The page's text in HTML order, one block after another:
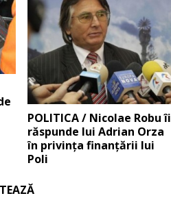
POLITICA / Nicolae Robu îi
răspunde lui Adrian Orza
în privinţa finanţării lui
Poli